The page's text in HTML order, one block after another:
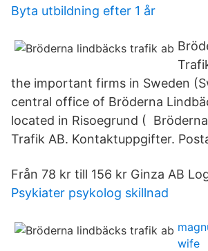
Byta utbildning efter 1 år
the important firms in Sweden
central office of Bröderna
located in Risoegrund (
Trafik AB. Kontaktuppgifter.
Från 78 kr till 156 kr Ginza AB
Psykiater psykolog skillnad
wife